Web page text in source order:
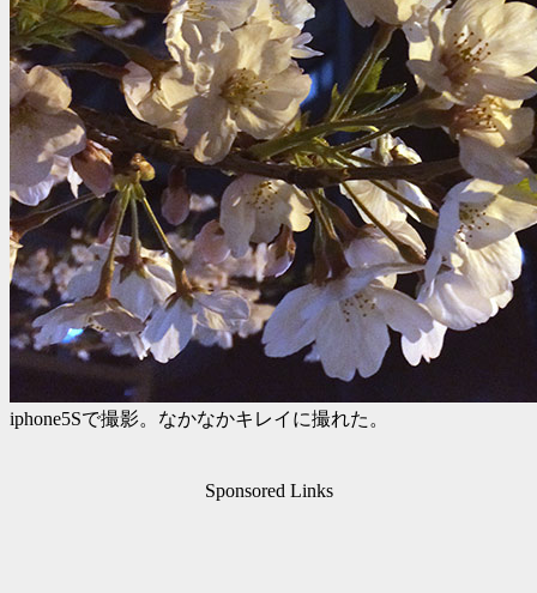
iphone5Sで撮影。なかなかキレイに撮れた。
Sponsored Links